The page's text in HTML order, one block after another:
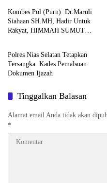
Kombes Pol (Purn) Dr.Maruli
Siahaan SH.MH, Hadir Untuk
Rakyat, HIMMAH SUMUT
Tanah Padang Halaban Labuhan
Batu
Berita
Polres Nias Selatan Tetapkan
Tersangka Kades Pemalsuan
Dokumen Ijazah
Tinggalkan Balasan
Alamat email Anda tidak akan
*